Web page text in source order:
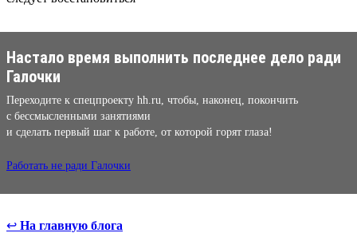
Настало время выполнить последнее дело ради
Галочки
Переходите к спецпроекту hh.ru, чтобы, наконец, покончить
с бессмысленными занятиями
и сделать первый шаг к работе, от которой горят глаза!
Работать не ради Галочки
↩ На главную блога